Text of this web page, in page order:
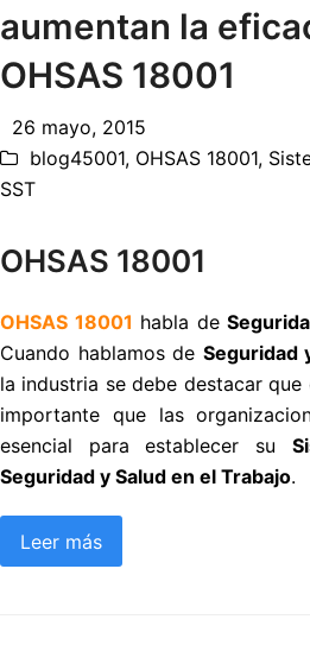
aumentan la
OHSAS 18001
26 mayo, 2015
blog45001, OHSAS 18001,
SST
OHSAS 18001
OHSAS 18001 habla de
Cuando hablamos de Seguridad
la industria se debe destacar
importante que las
esencial para establecer su
Seguridad y Salud en el Trabajo.
Leer más